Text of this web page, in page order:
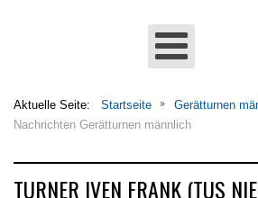
Aktuelle Seite: Startseite
Gerätturnen
Nachrichten Gerätturnen männlich
TURNER IVEN FRANK (TUS